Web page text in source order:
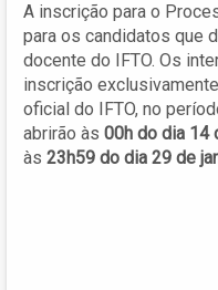
A inscrição para o
para os candidatos que
docente do IFTO. Os
inscrição
oficial do IFTO, no
abrirão às 00h do dia 14
às 23h59 do dia 29 de